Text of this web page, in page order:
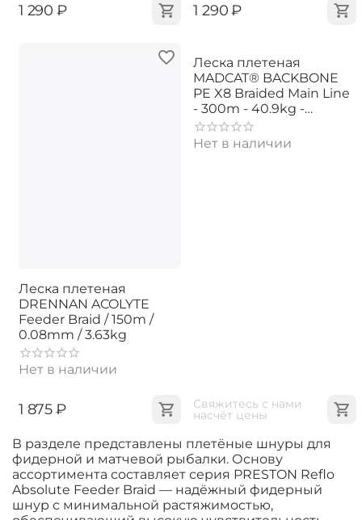
В разделе представлены плетёные шнуры для
фидерной и матчевой рыбалки. Основу
ассортимента составляет серия PRESTON Reflo
Absolute Feeder Braid — надёжный фидерный
шнур с минимальной растяжимостью,
‍1 290‍ ₽ ‍1 290‍₽
Леска плетеная
DRENNAN ACOLYTE
Feeder Braid / 150m /
0.08mm / 3.63kg
Нет в наличии
‍1 875‍₽
Леска плетеная
MADCAT® BACKBONE
PE X8 Braided Main Line
- 300m - 40.9kg -
0.40mm - CHARTREUSE
Нет в наличии
Свяжитесь с нами
насчёт цены